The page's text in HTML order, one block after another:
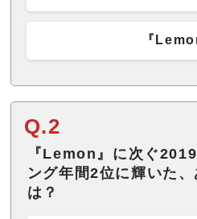
『
Q.2
『Lemon』に次ぐ
ング年間2位に輝いた
は？